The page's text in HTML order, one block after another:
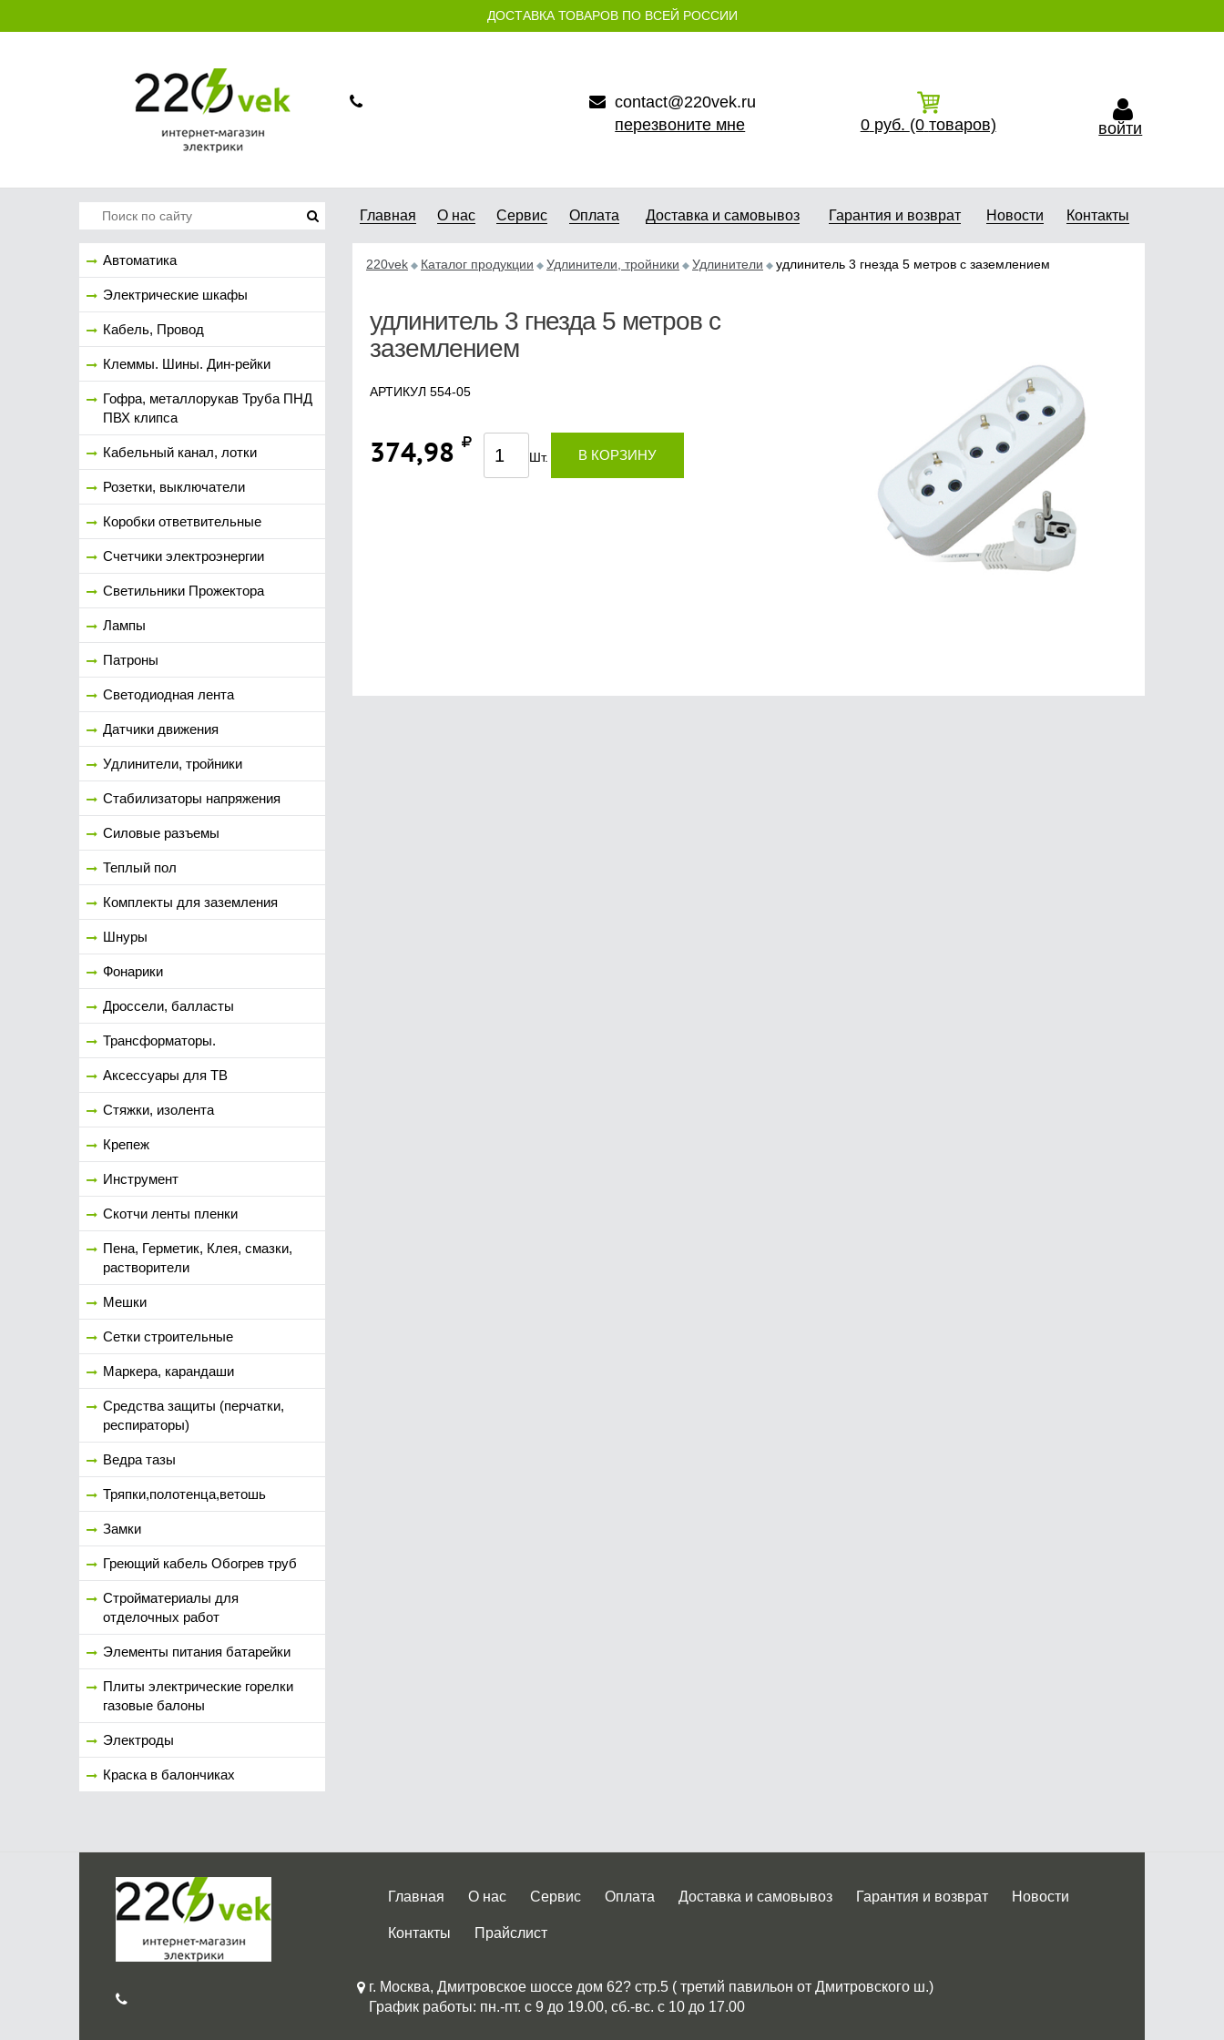
ДОСТАВКА ТОВАРОВ ПО ВСЕЙ РОССИИ
contact@220vek.ru
перезвоните мне
0 руб. (0 товаров) войти
Автоматика
Электрические шкафы
Кабель, Провод
Клеммы. Шины. Дин-рейки
Гофра, металлорукав Труба ПНД
ПВХ клипса
Кабельный канал, лотки
Розетки, выключатели
Коробки ответвительные
Счетчики электроэнергии
Светильники Прожектора
Лампы
Патроны
Светодиодная лента
Датчики движения
Удлинители, тройники
Стабилизаторы напряжения
Силовые разъемы
Теплый пол
Комплекты для заземления
Шнуры
Фонарики
Дроссели, балласты
Трансформаторы.
Аксессуары для ТВ
Стяжки, изолента
Крепеж
Инструмент
Скотчи ленты пленки
Пена, Герметик, Клея, смазки,
растворители
Мешки
Сетки строительные
Маркера, карандаши
Средства защиты (перчатки,
респираторы)
Ведра тазы
Тряпки,полотенца,ветошь
Замки
Греющий кабель Обогрев труб
Стройматериалы для
отделочных работ
Элементы питания батарейки
Плиты электрические горелки
газовые балоны
Электроды
Краска в балончиках
Главная О нас Сервис Оплата Доставка и самовывоз Гарантия и возврат Новости Контакты
220vek Каталог продукции Удлинители, тройники Удлинители удлинитель 3 гнезда 5 метров с заземлением
удлинитель 3 гнезда 5 метров с
заземлением
АРТИКУЛ 554-05
374,98 Шт. В КОРЗИНУ
Главная О нас Сервис Оплата Доставка и самовывоз Гарантия и возврат Новости
Контакты Прайслист
г. Москва, Дмитровское шоссе дом 62? стр.5 ( третий павильон от Дмитровского ш.)
График работы: пн.-пт. с 9 до 19.00, сб.-вс. с 10 до 17.00